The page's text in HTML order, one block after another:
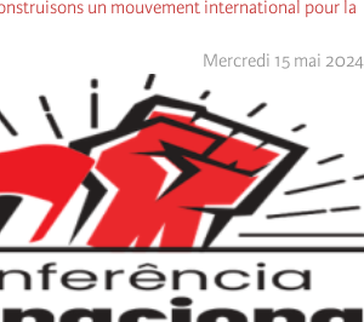
un mouvement international pour la
Mercredi 15 mai 2024